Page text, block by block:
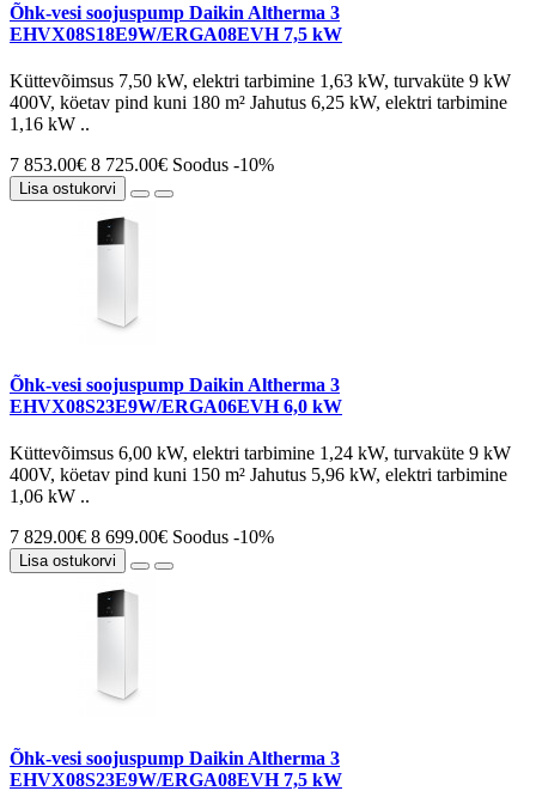
Õhk-vesi soojuspump Daikin Altherma 3
EHVX08S18E9W/ERGA08EVH 7,5 kW
Küttevõimsus 7,50 kW, elektri tarbimine 1,63 kW, turvaküte 9 kW
400V, köetav pind kuni 180 m² Jahutus 6,25 kW, elektri tarbimine
1,16 kW ..
7 853.00€ 8 725.00€ Soodus -10%
Lisa ostukorvi
Õhk-vesi soojuspump Daikin Altherma 3
EHVX08S23E9W/ERGA06EVH 6,0 kW
Küttevõimsus 6,00 kW, elektri tarbimine 1,24 kW, turvaküte 9 kW
400V, köetav pind kuni 150 m² Jahutus 5,96 kW, elektri tarbimine
1,06 kW ..
7 829.00€ 8 699.00€ Soodus -10%
Lisa ostukorvi
Õhk-vesi soojuspump Daikin Altherma 3
EHVX08S23E9W/ERGA08EVH 7,5 kW